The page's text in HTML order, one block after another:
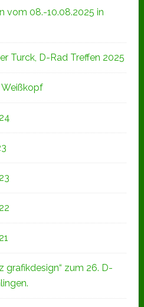
vom 08.-10.08.2025 in
Turck, D-Rad Treffen 2025
grafikdesign“ zum 26. D-